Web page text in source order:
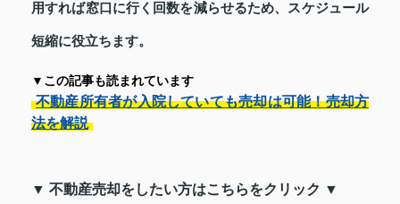
用すれば窓口に行く回数を減らせるため、スケジュール
短縮に役立ちます。
▼この記事も読まれています
不動産所有者が入院していても売却は可能！売却方
法を解説
▼ 不動産売却をしたい方はこちらをクリック ▼